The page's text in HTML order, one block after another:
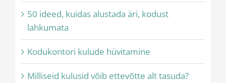
50 ideed, kuidas alustada äri, kodust
lahkumata
Kodukontori kulude hüvitamine
Milliseid kulusid võib ettevõtte alt tasuda?